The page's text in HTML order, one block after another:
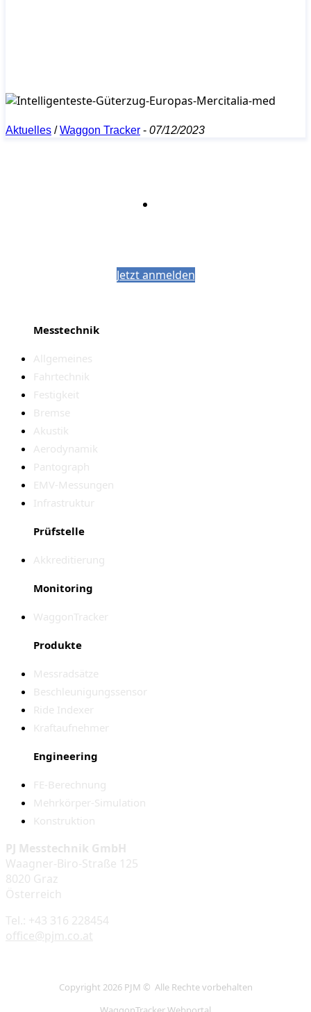
Aktuelles /Waggon Tracker - 07/12/2023
Jetzt anmelden
Messtechnik
Allgemeines
Fahrtechnik
Festigkeit
Bremse
Akustik
Aerodynamik
Pantograph
EMV-Messungen
Infrastruktur
Prüfstelle
Akkreditierung
Monitoring
WaggonTracker
Produkte
Messradsätze
Beschleunigungssensor
Ride Indexer
Kraftaufnehmer
Engineering
FE-Berechnung
Mehrkörper-Simulation
Konstruktion
PJ Messtechnik GmbH
Waagner-Biro-Straße 125
8020 Graz
Österreich
Tel.: +43 316 228454
office@pjm.co.at
Copyright 2026 PJM © Alle Rechte vorbehalten